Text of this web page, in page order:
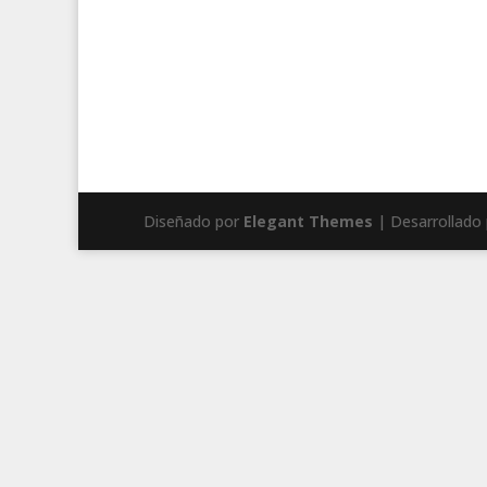
Diseñado por Elegant Themes | Desarrollado